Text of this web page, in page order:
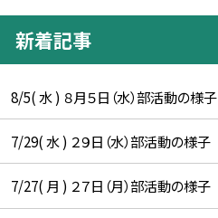
新着記事
8/5( 水 ) ８月５日（水）部活動の様子
7/29( 水 ) ２９日（水）部活動の様子
7/27( 月 ) ２７日（月）部活動の様子